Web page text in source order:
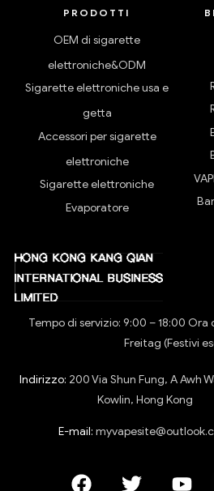
PRODOTTI
OEM di sigarette
elettroniche&ODM
Sigarette elettroniche usa e
getta
Accessori per sigarette
elettroniche
Sigarette elettroniche
Evaporatore
Tempo di servizio: 9:00 – 18:00
Freitag (Festivi
Indirizzo: 200 Via Shun Fung, A Awh
Kowlin, Hong Kong
E-mail: